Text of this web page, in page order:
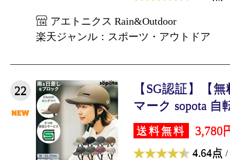
アエトニクス Rain&Outdoor
楽天ジャンル：スポーツ・アウトドア
22
【SG認証】【
マーク sopota 自
送料無料 3,780
4.64点 /